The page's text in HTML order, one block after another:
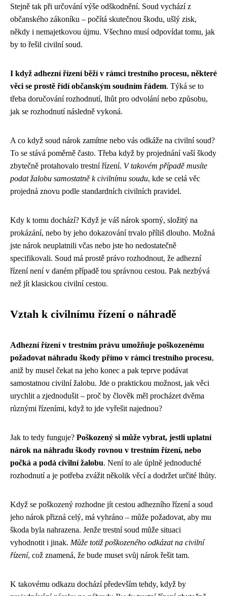
Stejně tak při určování výše odškodnění. Soud vychází z
občanského zákoníku – počítá skutečnou škodu, ušlý zisk,
někdy i nemajetkovou újmu. Všechno musí odpovídat tomu, jak
by to řešil civilní soud.
I když adhezní řízení běží v rámci trestního procesu, některé
věci se prostě řídí občanským soudním řádem. Týká se to
třeba doručování rozhodnutí, lhůt pro odvolání nebo způsobu,
jak se rozhodnutí následně vykoná.
A co když soud nárok zamítne nebo vás odkáže na civilní soud?
To se stává poměrně často. Třeba když by projednání vaší škody
zbytečně protahovalo trestní řízení. V takovém případě musíte
podat žalobu samostatně k civilnímu soudu, kde se celá věc
projedná znovu podle standardních civilních pravidel.
Kdy k tomu dochází? Když je váš nárok sporný, složitý na
prokázání, nebo by jeho dokazování trvalo příliš dlouho. Možná
jste nárok neuplatnili včas nebo jste ho nedostatečně
specifikovali. Soud má prostě právo rozhodnout, že adhezní
řízení není v daném případě tou správnou cestou. Pak nezbývá
než jít klasickou civilní cestou.
Vztah k civilnímu řízení o náhradě
Adhezní řízení v trestním právu umožňuje poškozenému
požadovat náhradu škody přímo v rámci trestního procesu,
aniž by musel čekat na jeho konec a pak teprve podávat
samostatnou civilní žalobu. Jde o praktickou možnost, jak věci
urychlit a zjednodušit – proč by člověk měl procházet dvěma
různými řízeními, když to jde vyřešit najednou?
Jak to tedy funguje? Poškozený si může vybrat, jestli uplatní
nárok na náhradu škody rovnou v trestním řízení, nebo
počká a podá civilní žalobu. Není to ale úplně jednoduché
rozhodnutí a je potřeba zvážit několik věcí a dodržet určité lhůty.
Když se poškozený rozhodne jít cestou adhezního řízení a soud
jeho nárok přizná celý, má vyhráno – může požadovat, aby mu
škoda byla nahrazena. Jenže trestní soud může situaci
vyhodnotit i jinak. Může totiž poškozeného odkázat na civilní
řízení, což znamená, že bude muset svůj nárok řešit tam.
K takovému odkazu dochází především tehdy, když by